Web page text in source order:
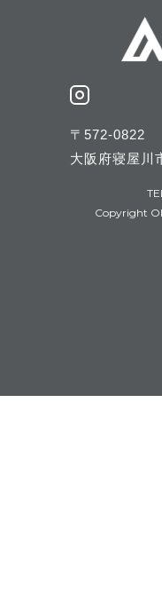
〒572-0822
大阪府寝屋川
Copyright